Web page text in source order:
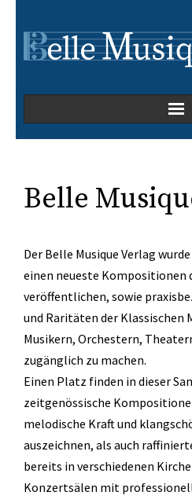
Home
Kammermusik
Oper
Orchesterwerke
Orgelmusik
Tonträger (Audio-Video)
Literatur
Belle
Der Belle Musique Verlag
einen neueste Kompositionen
veröffentlichen, sowie
und Raritäten der Klassischen
Musikern, Orchestern,
zugänglich zu machen.
Einen Platz finden in dieser
zeitgenössische
melodische Kraft und
auszeichnen, als auch
bereits in verschiedenen
Konzertsälen mit